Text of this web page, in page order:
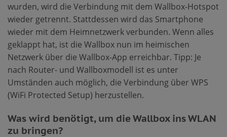
wurden, wird die Verbindung mit dem Wallbox-Hotspot
wieder getrennt. Stattdessen wird das Smartphone
wieder mit dem Heimnetzwerk verbunden. Wenn alles
geklappt hat, ist die Wallbox nun im heimischen
Netzwerk über die Wallbox-App erreichbar. Tipp: Je
nach Router- und Wallboxmodell ist es unter
Umständen auch möglich, die Verbindung über WPS
(WiFi Protected Setup) herzustellen.
Was wird benötigt, um die Wallbox ins WLAN
zu bringen?